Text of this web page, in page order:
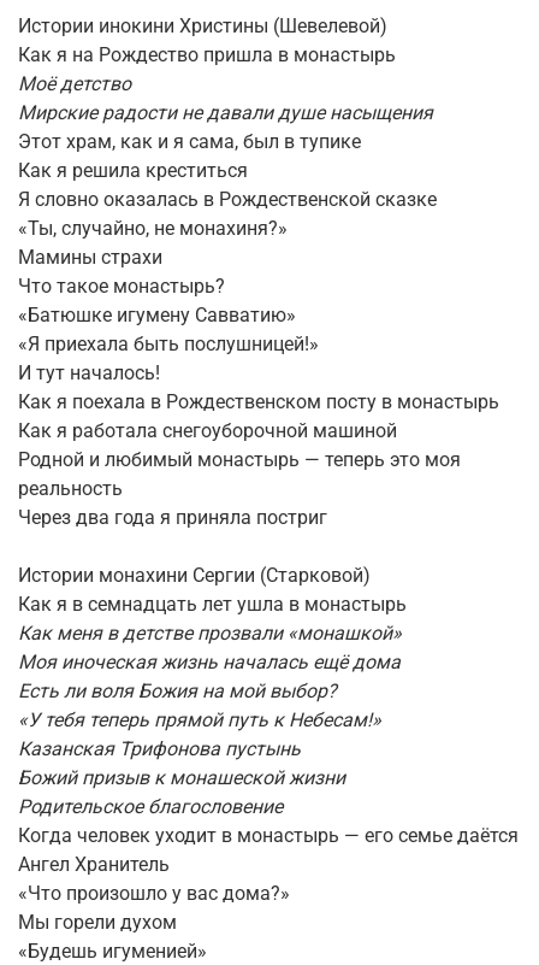
Истории инокини Христины (Шевелевой)
Как я на Рождество пришла в монастырь
Моё детство
Мирские радости не давали душе насыщения
Этот храм, как и я сама, был в тупике
Как я решила креститься
Я словно оказалась в Рождественской сказке
«Ты, случайно, не монахиня?»
Мамины страхи
Что такое монастырь?
«Батюшке игумену Савватию»
«Я приехала быть послушницей!»
И тут началось!
Как я поехала в Рождественском посту в монастырь
Как я работала снегоуборочной машиной
Родной и любимый монастырь — теперь это моя
реальность
Через два года я приняла постриг
Истории монахини Сергии (Старковой)
Как я в семнадцать лет ушла в монастырь
Как меня в детстве прозвали «монашкой»
Моя иноческая жизнь началась ещё дома
Есть ли воля Божия на мой выбор?
«У тебя теперь прямой путь к Небесам!»
Казанская Трифонова пустынь
Божий призыв к монашеской жизни
Родительское благословение
Когда человек уходит в монастырь — его семье даётся
Ангел Хранитель
«Что произошло у вас дома?»
Мы горели духом
«Будешь игуменией»